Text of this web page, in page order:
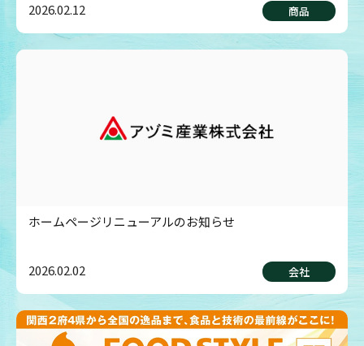
2026.02.12
商品
ホームページリニューアルのお知らせ
2026.02.02 会社